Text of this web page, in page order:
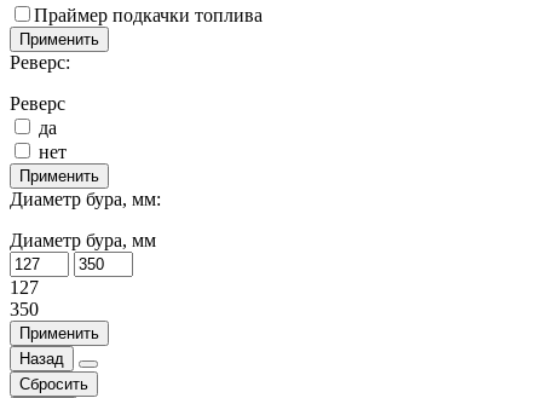
Праймер подкачки топлива
Применить
Реверс:
Реверс
да
нет
Применить
Диаметр бура, мм:
Диаметр бура, мм
127
350
Применить
Назад
Сбросить